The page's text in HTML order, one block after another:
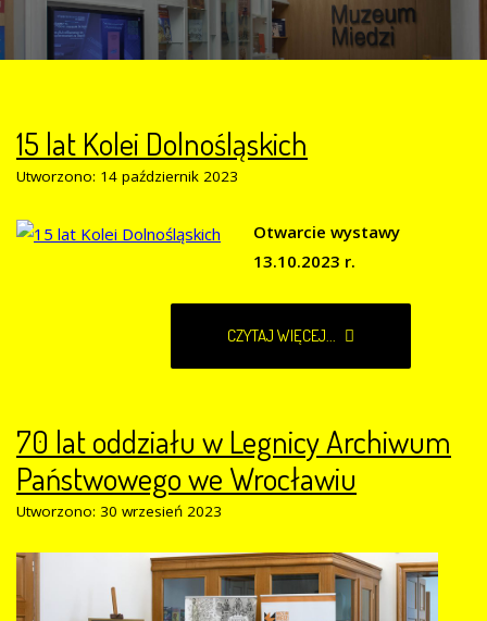
15 lat Kolei Dolnośląskich
Utworzono: 14 październik 2023
Otwarcie wystawy
13.10.2023 r.
CZYTAJ WIĘCEJ...
70 lat oddziału w Legnicy Archiwum
Państwowego we Wrocławiu
Utworzono: 30 wrzesień 2023